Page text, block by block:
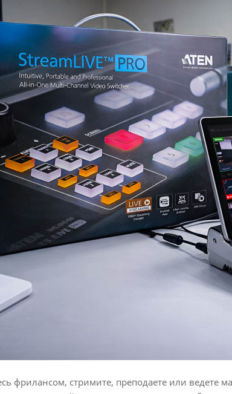
фрилансом, стримите, преподаете или ведете